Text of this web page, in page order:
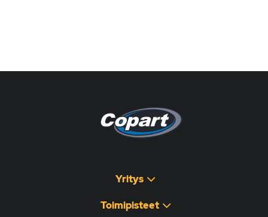
Yritys
Toimipisteet